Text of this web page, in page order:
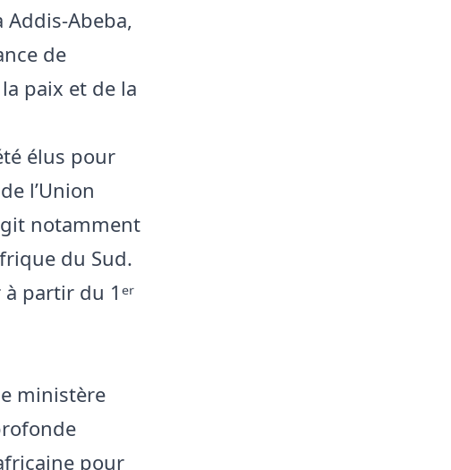
Abeba,
de
paix et de la
élus pour
l’Union
notamment
du Sud.
partir du 1ᵉʳ
ministère
pour